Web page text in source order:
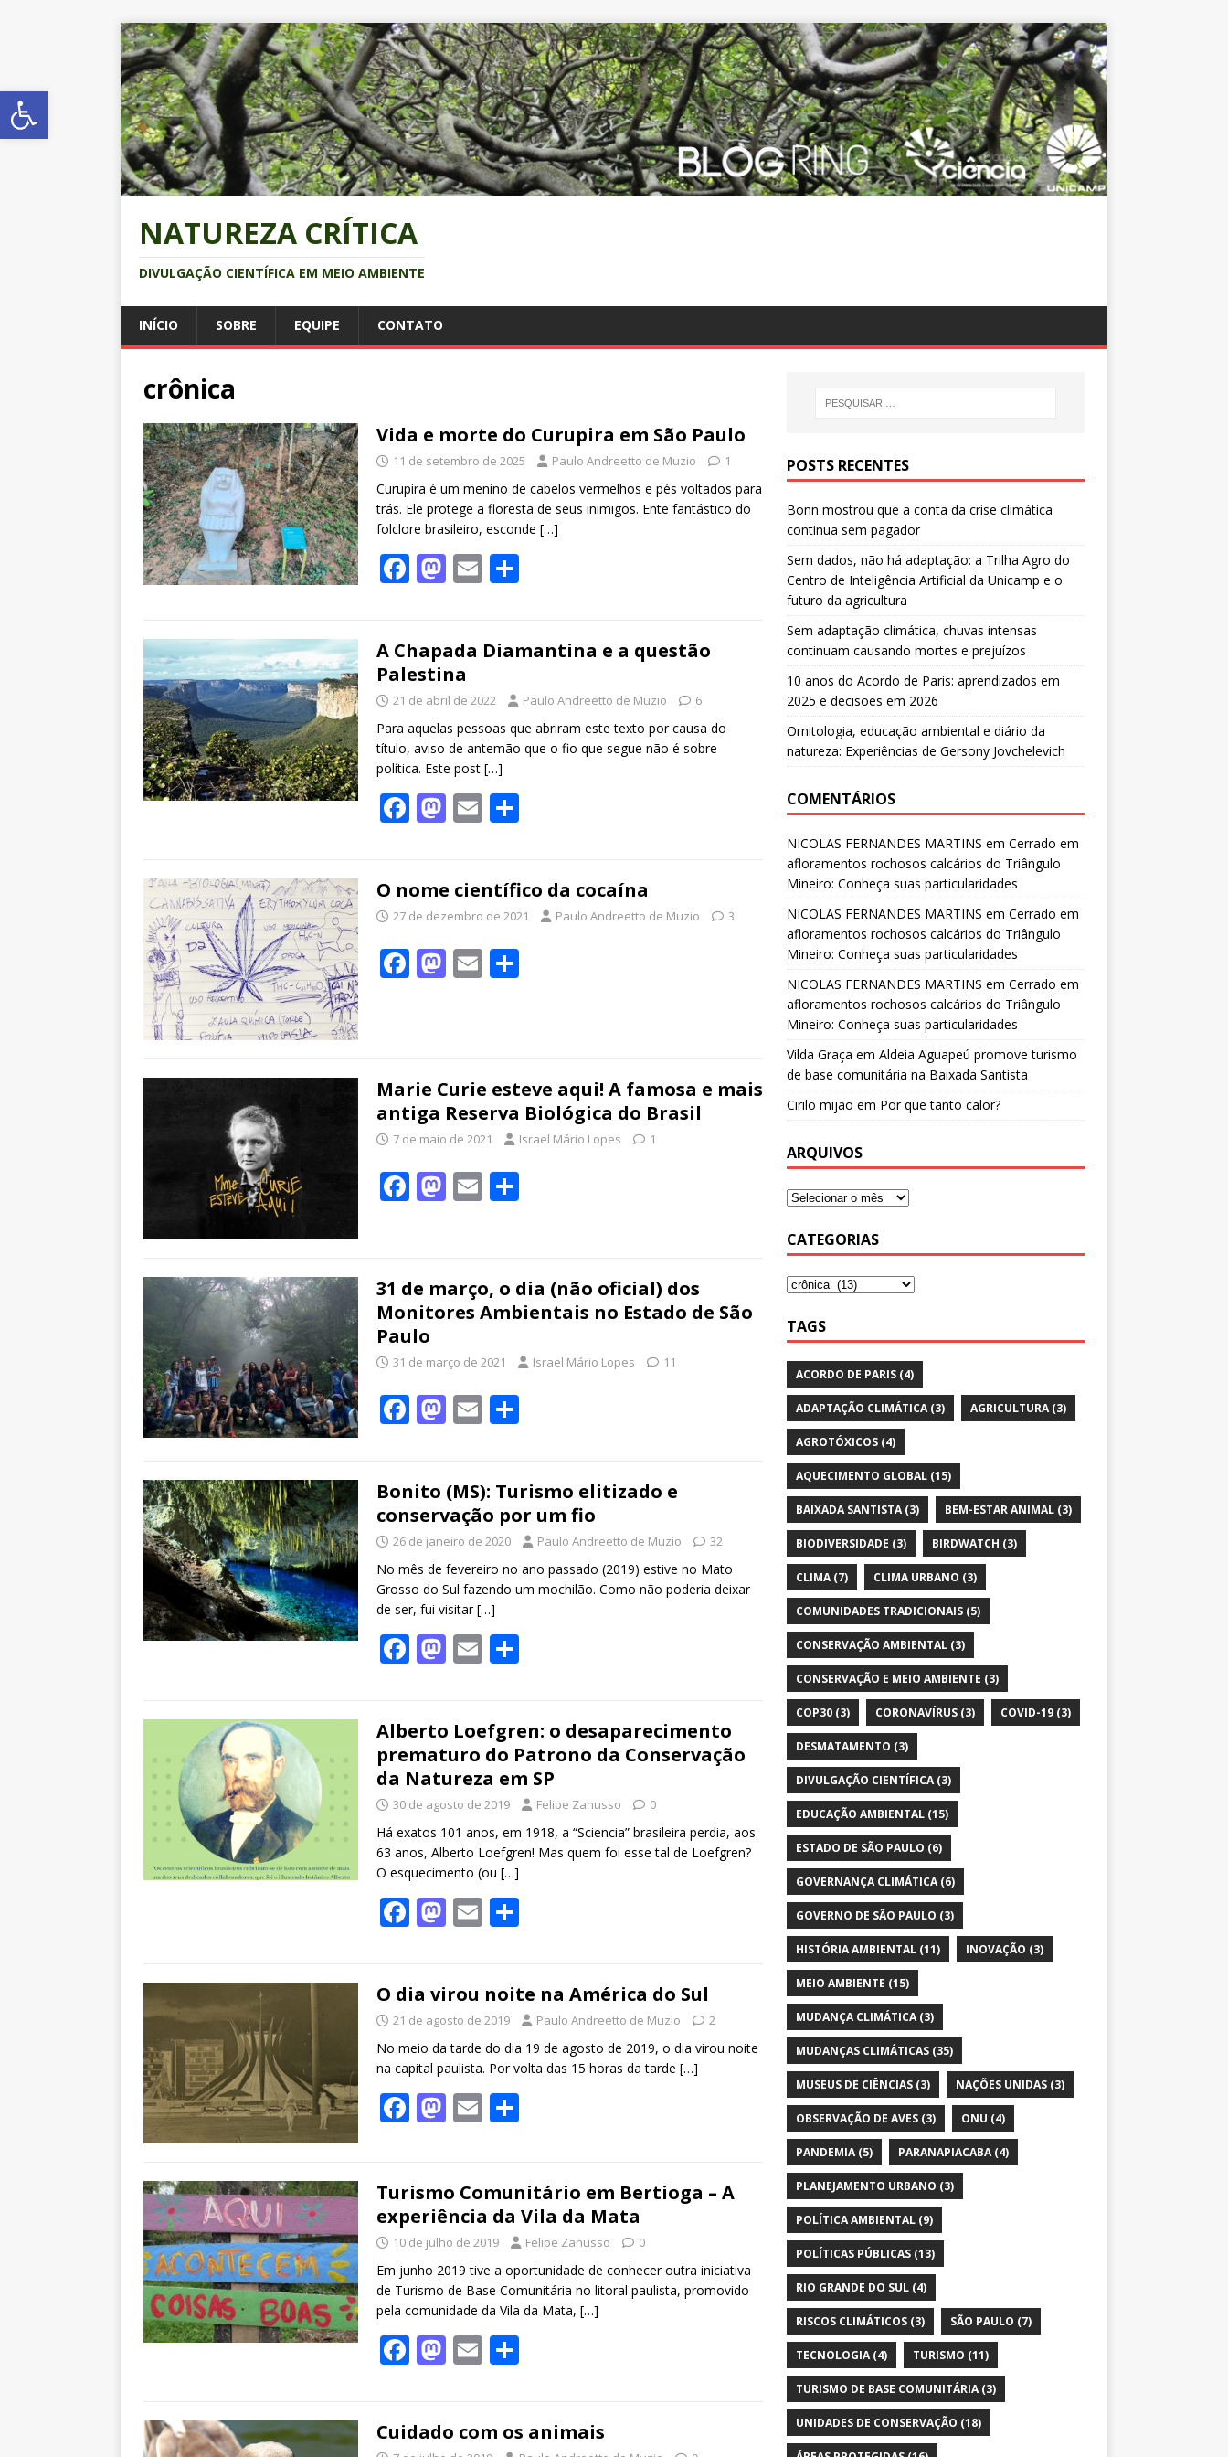
Abrir a barra de ferramentas
NATUREZA CRÍTICA
DIVULGAÇÃO CIENTÍFICA EM MEIO AMBIENTE
INÍCIO SOBRE EQUIPE CONTATO
crônica
Vida e morte do Curupira em São Paulo
11 de setembro de 2025 Paulo Andreetto de Muzio 1
Curupira é um menino de cabelos vermelhos e pés voltados para
trás. Ele protege a floresta de seus inimigos. Ente fantástico do
folclore brasileiro, esconde […]
F
b
o
o
k
M
d
o
n
E
l e
A Chapada Diamantina e a questão
Palestina
21 de abril de 2022 Paulo Andreetto de Muzio 6
Para aquelas pessoas que abriram este texto por causa do
título, aviso de antemão que o fio que segue não é sobre
política. Este post […]
F
b
o
o
k
M
d
o
n
E
l e
O nome científico da cocaína
27 de dezembro de 2021 Paulo Andreetto de Muzio 3
F
o
o
k
M
o
n
E
Marie Curie esteve aqui! A famosa e mais
antiga Reserva Biológica do Brasil
7 de maio de 2021 Israel Mário Lopes 1
F
b
o
o
k
M
o
n
E
e
31 de março, o dia (não oficial) dos
Monitores Ambientais no Estado de São
Paulo
31 de março de 2021 Israel Mário Lopes 11
F
b
o
o
k
M
d
o
n
E
l e
Bonito (MS): Turismo elitizado e
conservação por um fio
26 de janeiro de 2020 Paulo Andreetto de Muzio 32
No mês de fevereiro no ano passado (2019) estive no Mato
Grosso do Sul fazendo um mochilão. Como não poderia deixar
de ser, fui visitar[…]
F
b
o
o
k
M
d
o
n
E
l e
Alberto Loefgren: o desaparecimento
prematuro do Patrono da Conservação
da Natureza em SP
30 de agosto de 2019 Felipe Zanusso 0
Há exatos 101 anos, em 1918, a “Sciencia” brasileira perdia, aos
63 anos, Alberto Loefgren! Mas quem foi esse tal de Loefgren?
O esquecimento (ou […]
F
b
o
o
k
M
d
o
n
E
l e
O dia virou noite na América do Sul
21 de agosto de 2019 Paulo Andreetto de Muzio 2
No meio da tarde do dia 19 de agosto de 2019, o dia virou noite
na capital paulista. Por volta das 15 horas da tarde […]
F
b
o
o
k
M
d
o
n
E
l e
Turismo Comunitário em Bertioga – A
experiência da Vila da Mata
10 de julho de 2019 Felipe Zanusso 0
Em junho 2019 tive a oportunidade de conhecer outra iniciativa
de Turismo de Base Comunitária no litoral paulista, promovido
pela comunidade da Vila da Mata, […]
F
b
M
d
E
l e
Cuidado com os animais
POSTS RECENTES
Bonn mostrou que a conta da crise climática
continua sem pagador
Sem dados, não há adaptação: a Trilha Agro do
Centro de Inteligência Artificial da Unicamp e o
futuro da agricultura
Sem adaptação climática, chuvas intensas
continuam causando mortes e prejuízos
10 anos do Acordo de Paris: aprendizados em
2025 e decisões em 2026
Ornitologia, educação ambiental e diário da
natureza: Experiências de Gersony Jovchelevich
COMENTÁRIOS
NICOLAS FERNANDES MARTINS em Cerrado em
afloramentos rochosos calcários do Triângulo
Mineiro: Conheça suas particularidades
NICOLAS FERNANDES MARTINS em Cerrado em
afloramentos rochosos calcários do Triângulo
Mineiro: Conheça suas particularidades
NICOLAS FERNANDES MARTINS em Cerrado em
afloramentos rochosos calcários do Triângulo
Mineiro: Conheça suas particularidades
Vilda Graça em Aldeia Aguapeú promove turismo
de base comunitária na Baixada Santista
Cirilo mijão em Por que tanto calor?
ARQUIVOS
CATEGORIAS
TAGS
ACORDO DE PARIS(4)
ADAPTAÇÃO CLIMÁTICA(3) AGRICULTURA(3)
AGROTÓXICOS(4)
AQUECIMENTO GLOBAL(15)
BAIXADA SANTISTA(3) BEM-ESTAR ANIMAL(3)
BIODIVERSIDADE (3) BIRDWATCH (3)
CLIMA(7) CLIMA URBANO (3)
COMUNIDADES TRADICIONAIS(5)
CONSERVAÇÃO AMBIENTAL(3)
CONSERVAÇÃO E MEIO AMBIENTE (3)
COP30(3) CORONAVÍRUS(3) COVID-19(3)
DESMATAMENTO (3)
DIVULGAÇÃO CIENTÍFICA(3)
EDUCAÇÃO AMBIENTAL(15)
ESTADO DE SÃO PAULO (6)
GOVERNANÇA CLIMÁTICA(6)
GOVERNO DE SÃO PAULO (3)
HISTÓRIA AMBIENTAL(11) INOVAÇÃO (3)
MEIO AMBIENTE (15)
MUDANÇA CLIMÁTICA(3)
MUDANÇAS CLIMÁTICAS(35)
MUSEUS DE CIÊNCIAS(3) NAÇÕES UNIDAS(3)
OBSERVAÇÃO DE AVES(3) ONU (4)
PANDEMIA(5) PARANAPIACABA(4)
PLANEJAMENTO URBANO (3)
POLÍTICA AMBIENTAL(9)
POLÍTICAS PÚBLICAS(13)
RIO GRANDE DO SUL(4)
RISCOS CLIMÁTICOS(3) SÃO PAULO (7)
TECNOLOGIA(4) TURISMO (11)
TURISMO DE BASE COMUNITÁRIA(3)
UNIDADES DE CONSERVAÇÃO (18)